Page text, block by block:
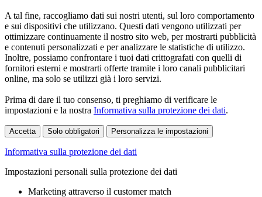
A tal fine, raccogliamo dati sui nostri utenti, sul loro comportamento
e sui dispositivi che utilizzano. Questi dati vengono utilizzati per
ottimizzare continuamente il nostro sito web, per mostrarti pubblicità
e contenuti personalizzati e per analizzare le statistiche di utilizzo.
Inoltre, possiamo confrontare i tuoi dati crittografati con quelli di
fornitori esterni e mostrarti offerte tramite i loro canali pubblicitari
online, ma solo se utilizzi già i loro servizi.
Prima di dare il tuo consenso, ti preghiamo di verificare le
impostazioni e la nostra Informativa sulla protezione dei dati.
Accetta Solo obbligatori Personalizza le impostazioni
Informativa sulla protezione dei dati
Impostazioni personali sulla protezione dei dati
Marketing attraverso il customer match